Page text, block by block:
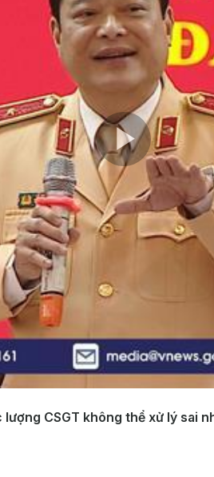
Play
CSGT không thể xử lý sai